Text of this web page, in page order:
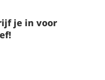
je in voor